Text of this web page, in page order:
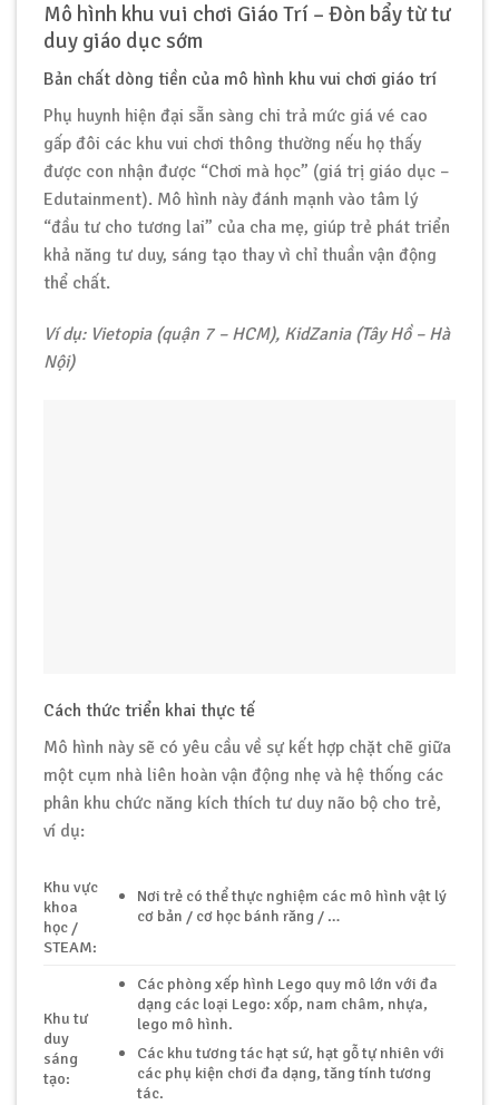
Mô hình khu vui chơi Giáo Trí – Đòn bẩy từ tư
duy giáo dục sớm
Bản chất dòng tiền của mô hình khu vui chơi giáo trí
Phụ huynh hiện đại sẵn sàng chi trả mức giá vé cao
gấp đôi các khu vui chơi thông thường nếu họ thấy
được con nhận được “Chơi mà học” (giá trị giáo dục –
Edutainment). Mô hình này đánh mạnh vào tâm lý
“đầu tư cho tương lai” của cha mẹ, giúp trẻ phát triển
khả năng tư duy, sáng tạo thay vì chỉ thuần vận động
thể chất.
Ví dụ: Vietopia (quận 7 – HCM), KidZania (Tây Hồ – Hà
Nội)
Cách thức triển khai thực tế
Mô hình này sẽ có yêu cầu về sự kết hợp chặt chẽ giữa
một cụm nhà liên hoàn vận động nhẹ và hệ thống các
phân khu chức năng kích thích tư duy não bộ cho trẻ,
ví dụ:
Khu vực
khoa
học /
STEAM:
Nơi trẻ có thể thực nghiệm các mô hình vật lý
cơ bản / cơ học bánh răng / …
Khu tư
duy
sáng
tạo:
Các phòng xếp hình Lego quy mô lớn với đa
dạng các loại Lego: xốp, nam châm, nhựa,
lego mô hình.
Các khu tương tác hạt sứ, hạt gỗ tự nhiên với
các phụ kiện chơi đa dạng, tăng tính tương
tác.